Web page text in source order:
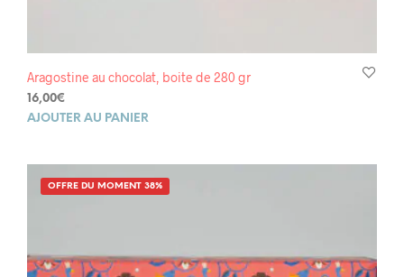
Aragostine au chocolat, boite de 280 gr
16,00€
AJOUTER AU PANIER
OFFRE DU MOMENT 38%